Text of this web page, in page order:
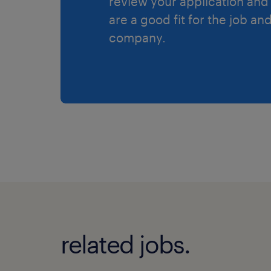
are a good fit for the job
company.
related jobs.